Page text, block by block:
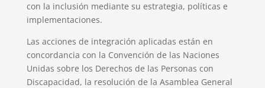
con la inclusión mediante su estrategia, políticas e
implementaciones.
Las acciones de integración aplicadas están en
concordancia con la Convención de las Naciones
Unidas sobre los Derechos de las Personas con
Discapacidad, la resolución de la Asamblea General